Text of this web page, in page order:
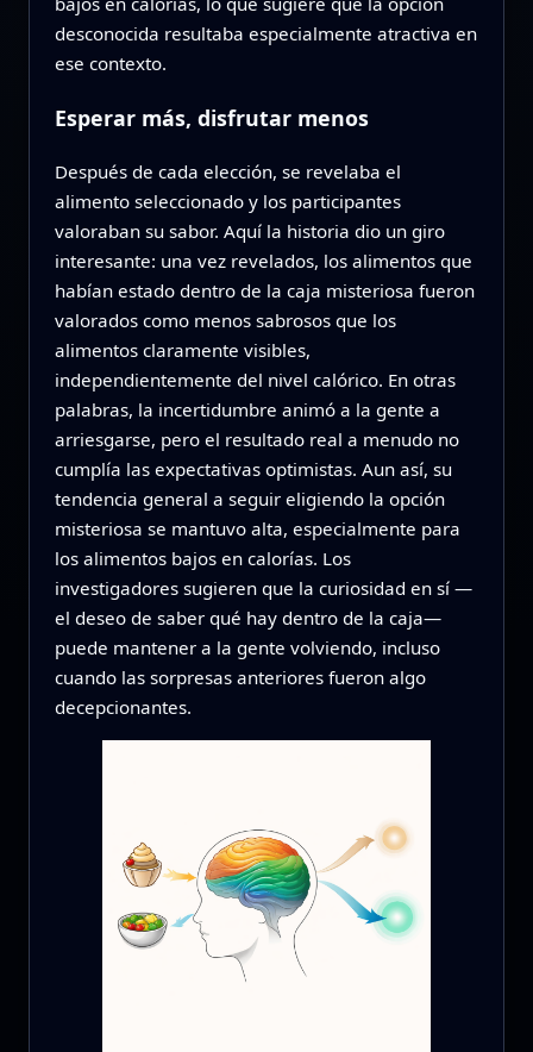
desconocida resultaba especialmente atractiva en
ese contexto.
Esperar más, disfrutar menos
Después de cada elección, se revelaba el
alimento seleccionado y los participantes
valoraban su sabor. Aquí la historia dio un giro
interesante: una vez revelados, los alimentos que
habían estado dentro de la caja misteriosa fueron
valorados como menos sabrosos que los
alimentos claramente visibles,
independientemente del nivel calórico. En otras
palabras, la incertidumbre animó a la gente a
arriesgarse, pero el resultado real a menudo no
cumplía las expectativas optimistas. Aun así, su
tendencia general a seguir eligiendo la opción
misteriosa se mantuvo alta, especialmente para
los alimentos bajos en calorías. Los
investigadores sugieren que la curiosidad en sí —
el deseo de saber qué hay dentro de la caja—
puede mantener a la gente volviendo, incluso
cuando las sorpresas anteriores fueron algo
decepcionantes.